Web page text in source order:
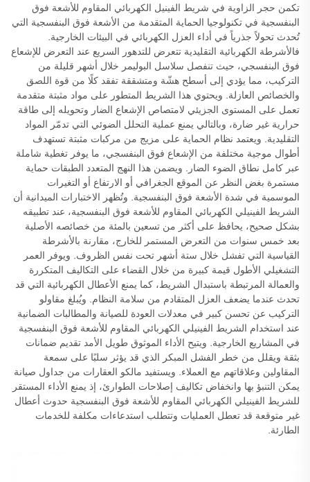
تكمن حجر الزاوية في شريط الفينيل الكهربائي المقاوم للأشعة فوق
البنفسجية في تكنولوجيا الحماية المتقدمة من الأشعة فوق البنفسجية التي
تُحدث تحولاً جذرياً في أداء العزل الكهربائي في البيئات الخارجية.
فالأشرطة الكهربائية التقليدية تتعرض للتدهور السريع عند التعرض للإشعاع
فوق البنفسجي، حيث تنفصل سلاسل البوليمر خلال أشهر قليلة من
التركيب، مما يؤدي إلى أسطح هشّة ومتشققة تفقد كلًا من قوة اللصق
والخصائص العازلة. ويحتوي هذا الشريط المتطور على مواد مثبتة متقدمة
تعمل على المستوى الجزيئي لامتصاص الإشعاع الضار وتحويله إلى طاقة
حرارية غير ضارة، وبالتالي يمنع عملية التحلل الضوئي التي تدمّر المواد
التقليدية. ويعتمد نظام الحماية على مزيج من مركبات مثبتة تستهدف
أطوال موجية مختلفة من الإشعاع فوق البنفسجي، ما يوفر تغطية شاملة
عبر كامل نطاق الضوء الضار. ويضمن هذا النهج المتعدد الطبقات حماية
مستمرة بغض النظر عن الموقع الجغرافي أو الارتفاع أو التغيرات
الموسمية في شدة الأشعة فوق البنفسجية. وتُظهر الاختبارات الميدانية أن
الشريط الفينيلي الكهربائي المقاوم للأشعة فوق البنفسجية، عند تطبيقه
بشكل صحيح، يحافظ على أكثر من تسعين بالمئة من خصائصه الأصلية
بعد خمس سنوات من التعرض المستمر للخارج، مقارنة بالأشرطة
القياسية التي تفشل خلال ستة أشهر تحت نفس الظروف. ويوفر العمر
التشغيلي الأطول قيمة كبيرة من خلال القضاء على التكاليف المتكررة
والعمالة المرتبطة باستبدال الشريط، كما يمنع الأعطال الكهربائية التي قد
تحدث عندما يضعف العزل المتقادم من سلامة النظام. ويُبلغ مقاولو
التركيب عن تحسن كبير في معدلات العودة للصيانة والمطالبات الضمانية
عند استخدام الشريط الفينيلي الكهربائي المقاوم للأشعة فوق البنفسجية
في المشاريع الخارجية. ويتيح الأداء الموثوق طويل الأمد تقديم ضمانات
بثقة ويقلل من خطر الفشل المبكر الذي قد يؤثر سلبًا على سمعة
المقاولين وعلاقاتهم مع العملاء. ويستفيد مالكو العقارات من جداول صيانة
يمكن التنبؤ بها وانخفاض تكاليف إصلاحات الطوارئ، إذ يمنع الأداء المستقر
للشريط الفينيلي الكهربائي المقاوم للأشعة فوق البنفسجية حدوث أعطال
غير متوقعة قد تعطل العمليات وتتطلب استدعاءات مكلفة للخدمات
الطارئة.